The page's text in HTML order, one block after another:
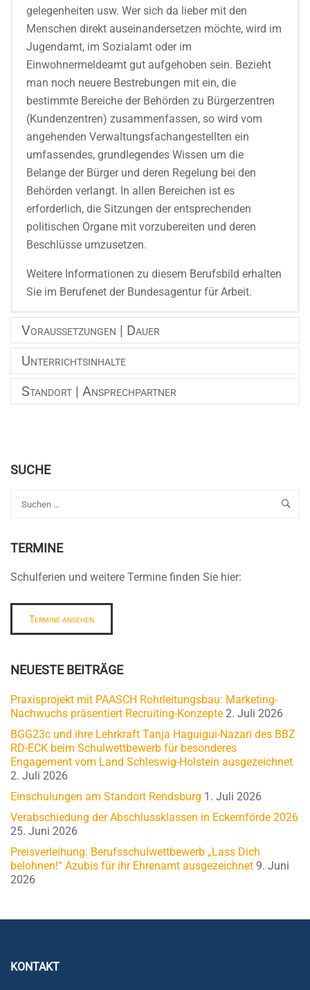
gelegenheiten usw. Wer sich da lieber mit den
Menschen direkt auseinandersetzen möchte, wird im
Jugendamt, im Sozialamt oder im
Einwohnermeldeamt gut aufgehoben sein. Bezieht
man noch neuere Bestrebungen mit ein, die
bestimmte Bereiche der Behörden zu Bürgerzentren
(Kundenzentren) zusammenfassen, so wird vom
angehen­den Verwaltungsfachangestellten ein
umfassendes, grundlegendes Wissen um die
Belange der Bürger und deren Regelung bei den
Behörden verlangt. In allen Bereichen ist es
erforderlich, die Sitzungen der entsprechenden
politischen Organe mit vorzu­bereiten und deren
Beschlüsse umzusetzen.
Weitere Informationen zu diesem Berufsbild erhalten
Sie im Berufenet der Bundesagentur für Arbeit.
Voraussetzungen | Dauer
Unterrichtsinhalte
Standort | Ansprechpartner
SUCHE
TERMINE
Schulferien und weitere Termine finden Sie hier:
Termine ansehen
NEUESTE BEITRÄGE
Praxisprojekt mit PAASCH Rohrleitungsbau: Marketing-
Nachwuchs präsentiert Recruiting-Konzepte 2. Juli 2026
BGG23c und ihre Lehrkraft Tanja Haguigui-Nazari des BBZ
RD-ECK beim Schulwettbewerb für besonderes
Engagement vom Land Schleswig-Holstein ausgezeichnet
2. Juli 2026
Einschulungen am Standort Rendsburg 1. Juli 2026
Verabschiedung der Abschlussklassen in Eckernförde 2026
25. Juni 2026
Preisverleihung: Berufsschulwettbewerb „Lass Dich
belohnen!“ Azubis für ihr Ehrenamt ausgezeichnet 9. Juni
2026
KONTAKT